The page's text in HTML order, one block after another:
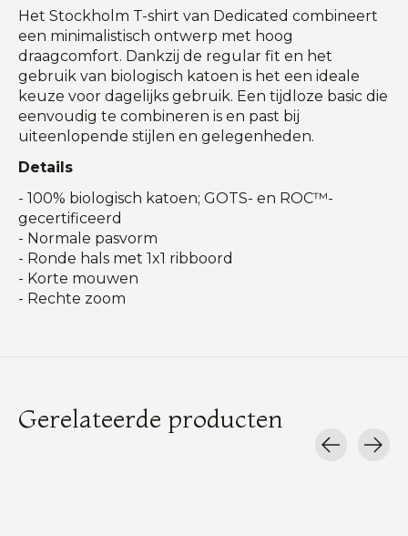
Het Stockholm T-shirt van Dedicated combineert
een minimalistisch ontwerp met hoog
draagcomfort. Dankzij de regular fit en het
gebruik van biologisch katoen is het een ideale
keuze voor dagelijks gebruik. Een tijdloze basic die
eenvoudig te combineren is en past bij
uiteenlopende stijlen en gelegenheden.
Details
- 100% biologisch katoen; GOTS- en ROC™-
gecertificeerd
- Normale pasvorm
- Ronde hals met 1x1 ribboord
- Korte mouwen
- Rechte zoom
Gerelateerde producten